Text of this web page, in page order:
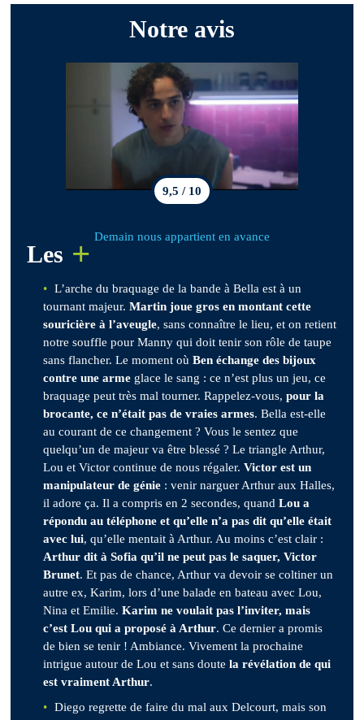
Notre avis
9,5 / 10
Demain nous appartient en avance
Les +
L’arche du braquage de la bande à Bella est à un
tournant majeur.Martin joue gros en montant cette
souricière à l’aveugle, sans connaître le lieu, et on retient
notre souffle pour Manny qui doit tenir son rôle de taupe
sans flancher. Le moment oùBen échange des bijoux
contre une arme glace le sang : ce n’est plus un jeu, ce
braquage peut très mal tourner. Rappelez-vous,pour la
brocante, ce n’était pas de vraies armes. Bella est-elle
au courant de ce changement ? Vous le sentez que
quelqu’un de majeur va être blessé ? Le triangle Arthur,
Lou et Victor continue de nous régaler.Victor est un
manipulateur de génie : venir narguer Arthur aux Halles,
il adore ça. Il a compris en 2 secondes, quandLou a
répondu au téléphone et qu’elle n’a pas dit qu’elle était
avec lui, qu’elle mentait à Arthur. Au moins c’est clair :
Arthur dit à Sofia qu’il ne peut pas le saquer, Victor
Brunet. Et pas de chance, Arthur va devoir se coltiner un
autre ex, Karim, lors d’une balade en bateau avec Lou,
Nina et Emilie.Karim ne voulait pas l’inviter, mais
c’est Lou qui a proposé à Arthur. Ce dernier a promis
de bien se tenir ! Ambiance. Vivement la prochaine
intrigue autour de Lou et sans doutela révélation de qui
est vraiment Arthur.
Diego regrette de faire du mal aux Delcourt, mais son